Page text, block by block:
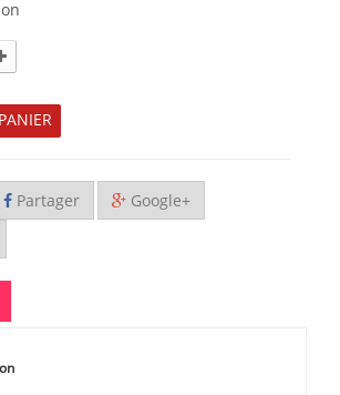
Partager Google+